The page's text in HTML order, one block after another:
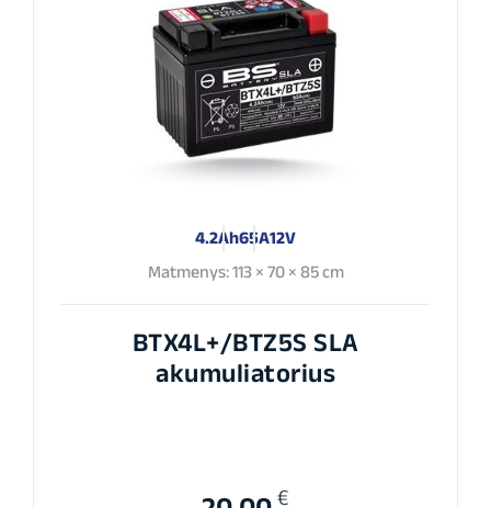
4.2Ah65A12V
Matmenys: 113 × 70 × 85 cm
BTX4L+/BTZ5S SLA
akumuliatorius
€